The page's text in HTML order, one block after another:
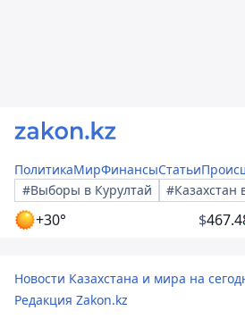
ПолитикаМирФинансыСтатьи
#Выборы в Курултай
#Казахстан
+30° $
Новости Казахстана и мира на
Редакция Zakon.kz